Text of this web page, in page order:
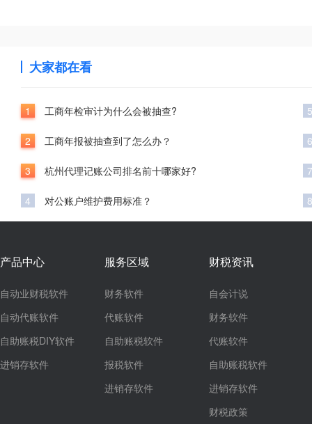
大家都在看
1 工商年检审计为什么会被抽查?
2 工商年报被抽查到了怎么办？
3 杭州代理记账公司排名前十哪家好?
4 对公账户维护费用标准？
5
6
7
8
产品中心
自动业财税软件
自动代账软件
自助账税DIY软件
进销存软件
服务区域
财务软件
代账软件
自助账税软件
报税软件
进销存软件
财税资讯
自会计说
财务软件
代账软件
自助账税软件
进销存软件
财税政策